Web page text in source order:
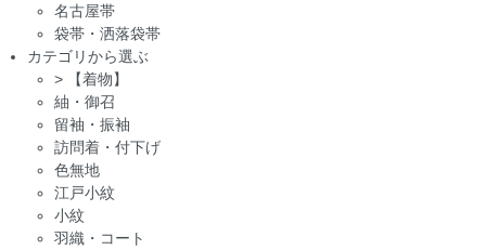
名古屋帯
袋帯・洒落袋帯
カテゴリから選ぶ
>
【着物】
紬・御召
留袖・振袖
訪問着・付下げ
色無地
江戸小紋
小紋
羽織・コート